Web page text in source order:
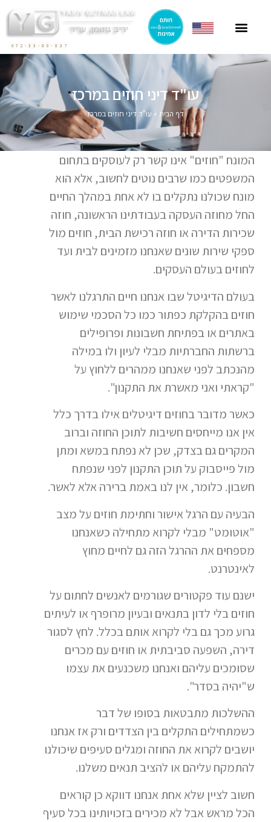
072-33-80-837
עו"ד דיני חוזים במרכז
דף הבית » עו"ד דיני חוזים במרכז
המונח "חוזים" אינו קשר רק לעוסקים בתחום
המשפטים כמו שרבים נוטים לחשוב, אלא הוא
מונח שכולנו נתקלים בו לא אחת במהלך החיים
החל מחוזה העסקה בעבודתינו הראשונה, חוזה
שכירות הדירה או חוזה רכישת הבית, חוזים מול
ספקי שירות שונים שאנחנו מזמינים לבית ועד
לחוזים בעולם העסקים.
בעולם הדיגיטל שבו אנחנו חיים התרגלנו לאשר
חוזים בהקלקת כפתור כמו כל הסכמי שימוש
באתרים או בפתיחת חשבונות ופרופילים
ברשתות החברתיות מבלי לעיון ולו במילה
מהנכתב לפני שאנחנו ממהרים ללחוץ על
"קראתי ואני מאשרת את התקנון".
כאשר מדובר בחוזים דיגיטלים אילו בדרך כלל
אין אנו מייחסים חשיבות לתוכן החוזה וברוב
המקרים גם בצדק, שכן לא נפתח במשא ומתן
מול פייסבוק על תוכן התקנון לפני שנפתח
חשבון. כלומר, אין לנו באמת ברירה אלא לאשר.
הבעיה עם הרגל אישור וחתימת חוזים על מצב
"אוטומט" מבלי לקרוא מתחילה כשאנחנו
מספחים את ההרגל הזה גם לחיים מחוץ
לאינטרנט.
ישנם עוד פקטורים שגורמים לאנשים לחתום על
חוזים בלי לדון בתנאים ובעיון מרופרף או לעיתים
גרוע מכך גם בלי לקרוא אותם בכלל. לחץ לסגור
דירה, השפעה סביבתית או חוזים עם מכרים
שסומכים עליהם ואנחנו משכנעים את עצמו
ש"יהיה בסדר".
ההשלכות מתבטאות בסופו של דבר
כשמתחילים התקלים בין הצדדים ורק אז אנחנו
יושבים לקרוא את החוזה ומגלים סעיפים שיכולנו
להתמקח עליהם או להציב תנאים משלנו.
חשוב לציין שלא אחת אנחנו דווקא כן קוראים
הכל מראש אבל לא מכירים בזכויותינו בכל סעיף